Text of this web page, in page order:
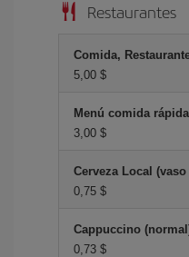
Restaurantes
Comida,
5,00 $
Menú comida rápida
3,00 $
Cerveza Local
0,75 $
Cappuccino
0,73 $